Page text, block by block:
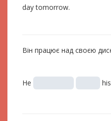
day tomorrow.
Він працює над своєю
He